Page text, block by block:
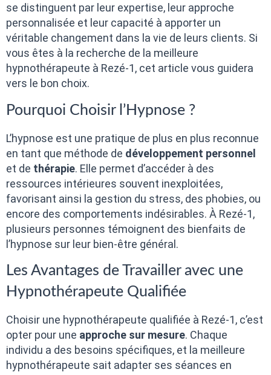
se distinguent par leur expertise, leur approche
personnalisée et leur capacité à apporter un
véritable changement dans la vie de leurs clients. Si
vous êtes à la recherche de la meilleure
hypnothérapeute à Rezé-1, cet article vous guidera
vers le bon choix.
Pourquoi Choisir l’Hypnose ?
L’hypnose est une pratique de plus en plus reconnue
en tant que méthode de développement personnel
et de thérapie. Elle permet d’accéder à des
ressources intérieures souvent inexploitées,
favorisant ainsi la gestion du stress, des phobies, ou
encore des comportements indésirables. À Rezé-1,
plusieurs personnes témoignent des bienfaits de
l’hypnose sur leur bien-être général.
Les Avantages de Travailler avec une
Hypnothérapeute Qualifiée
Choisir une hypnothérapeute qualifiée à Rezé-1, c’est
opter pour une approche sur mesure. Chaque
individu a des besoins spécifiques, et la meilleure
hypnothérapeute sait adapter ses séances en